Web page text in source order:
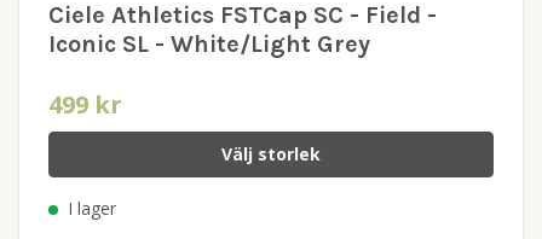
Ciele Athletics FSTCap SC - Field -
Iconic SL - White/Light Grey
499 kr
Välj storlek
I lager